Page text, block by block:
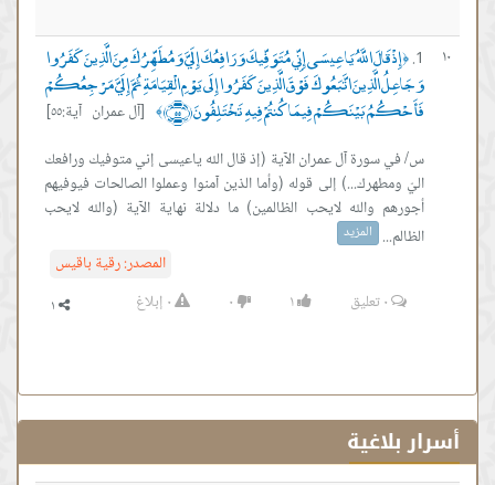
١٠ ﴿إِذْ قَالَ اللَّهُ يَا عِيسَى إِنِّي مُتَوَفِّيكَ وَرَافِعُكَ إِلَيَّ وَمُطَهِّرُكَ مِنَ الَّذِينَ كَفَرُوا
وَجَاعِلُ الَّذِينَ اتَّبَعُوكَ فَوْقَ الَّذِينَ كَفَرُوا إِلَى يَوْمِ الْقِيَامَةِ ثُمَّ إِلَيَّ مَرْجِعُكُمْ
فَأَحْكُمُ بَيْنَكُمْ فِيمَا كُنتُمْ فِيهِ تَخْتَلِفُونَ ﴿٥٥﴾ ﴾
[آل عمران آية:٥٥]
س/ في سورة آل عمران الآية (إذ قال الله ياعيسى إني متوفيك ورافعك
اليّ ومطهرك...) إلى قوله (وأما الذين آمنوا وعملوا الصالحات فيوفيهم
أجورهم والله لايحب الظالمين) ما دلالة نهاية الآية (والله لايحب
الظالم... المزيد
المصدر:رقية باقيس
٠تعليق ١ ٠ ٠ إبلاغ
أسرار بلاغية